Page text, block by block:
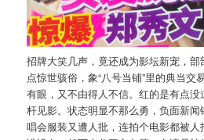
招牌大笑几声，竟还成为影坛新宠，
点惊世骇俗，象“八号当铺”里的典当交
有眼，又不由得人不信。红的是有点
杆见影。状态明显不那么勇，负面新闻
唱会服装又遭人批，连拍个电影都被人